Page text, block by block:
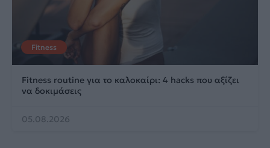
Fitness
Fitness routine για το καλοκαίρι: 4 hacks που αξίζει
να δοκιμάσεις
05.08.2026